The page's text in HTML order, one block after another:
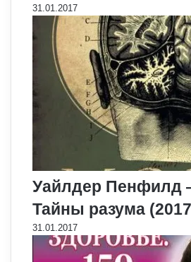
31.01.2017
Уайлдер Пенфилд
Тайны разума
31.01.2017